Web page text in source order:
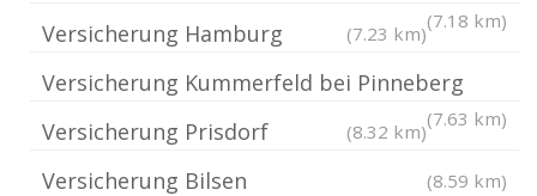
(7.18 km)
Versicherung Hamburg (7.23 km)
Versicherung Kummerfeld bei Pinneberg
(7.63 km)
Versicherung Prisdorf (8.32 km)
Versicherung Bilsen (8.59 km)